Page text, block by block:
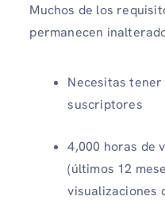
Muchos de los
permanecen
Necesitas tener
suscriptores
4,000 horas de
(últimos 12
visualizaciones